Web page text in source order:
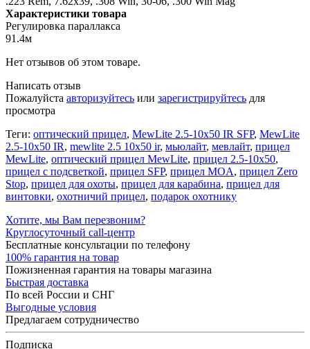
Характеристики товара
Регулировка параллакса
91.4м
Нет отзывов об этом товаре.
Написать отзыв
Пожалуйста авторизуйтесь или зарегистрируйтесь для
просмотра
Теги: оптический прицел, MewLite 2.5-10x50 IR SFP, MewLite
2.5-10x50 IR, mewlite 2.5 10x50 ir, мьюлайт, мевлайт, прицел
MewLite, оптический прицел MewLite, прицел 2.5-10x50,
прицел с подсветкой, прицел SFP, прицел MOA, прицел Zero
Stop, прицел для охоты, прицел для карабина, прицел для
винтовки, охотничий прицел, подарок охотнику
Хотите, мы Вам перезвоним?
Круглосуточный call-центр
Бесплатные консультации по телефону
100% гарантия на товар
Пожизненная гарантия на товары магазина
Быстрая доставка
По всей России и СНГ
Выгодные условия
Предлагаем сотрудничество
Подписка